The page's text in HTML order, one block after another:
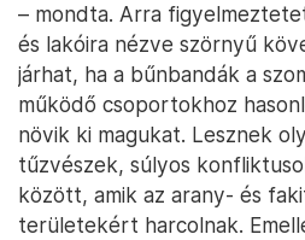
– mondta. Arra
és lakóira nézve szörnyű
járhat, ha a bűnbandák a
működő csoportokhoz
növik ki magukat. Lesznek
tűzvészek, súlyos
között, amik az arany- és
területekért harcolnak.